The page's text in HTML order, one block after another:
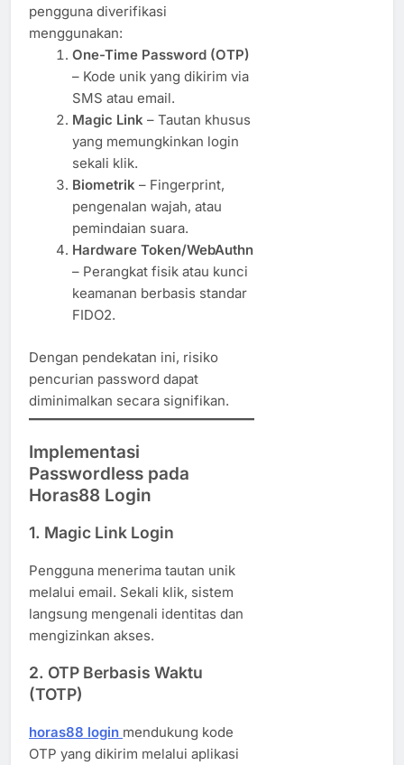
pengguna diverifikasi
menggunakan:
One-Time Password (OTP)
– Kode unik yang dikirim via
SMS atau email.
Magic Link – Tautan khusus
yang memungkinkan login
sekali klik.
Biometrik – Fingerprint,
pengenalan wajah, atau
pemindaian suara.
Hardware Token/WebAuthn
– Perangkat fisik atau kunci
keamanan berbasis standar
FIDO2.
Dengan pendekatan ini, risiko
pencurian password dapat
diminimalkan secara signifikan.
Implementasi
Passwordless pada
Horas88 Login
1. Magic Link Login
Pengguna menerima tautan unik
melalui email. Sekali klik, sistem
langsung mengenali identitas dan
mengizinkan akses.
2. OTP Berbasis Waktu
(TOTP)
horas88 login mendukung kode
OTP yang dikirim melalui aplikasi